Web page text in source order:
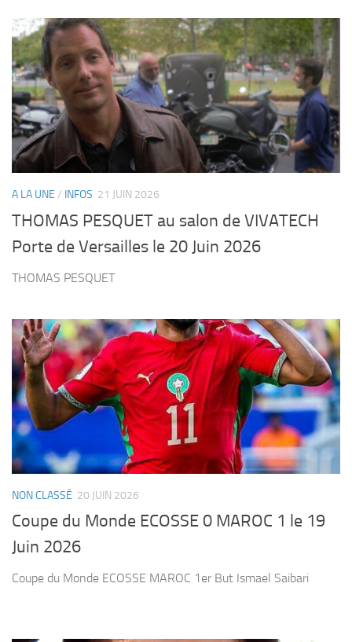
A LA UNE / INFOS 21 JUIN 2026
THOMAS PESQUET au salon de VIVATECH
Porte de Versailles le 20 Juin 2026
THOMAS PESQUET
NON CLASSÉ 20 JUIN 2026
Coupe du Monde ECOSSE 0 MAROC 1 le 19
Juin 2026
Coupe du Monde ECOSSE MAROC 1er But Ismael Saibari